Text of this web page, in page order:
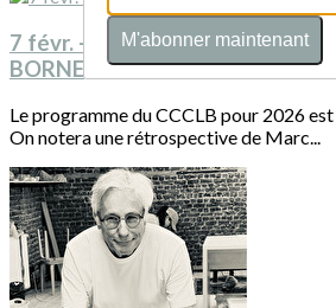
7 févr. - 31 déc. 2026 :
BORNE
Le programme du CCCLB pour 2026
On notera une rétrospective de Marc...
M'abonner maintenant